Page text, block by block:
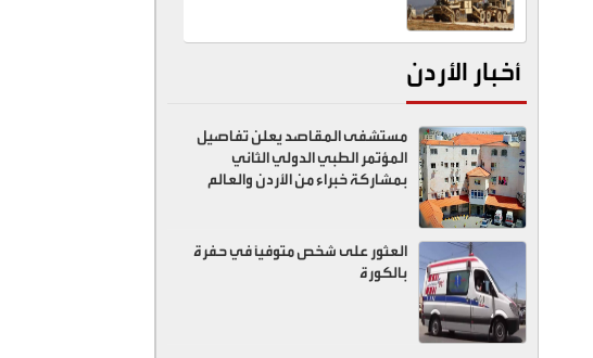
أخبار الأردن
مستشفى المقاصد يعلن تفاصيل
المؤتمر الطبي الدولي الثاني
بمشاركة خبراء من الأردن والعالم
العثور على شخص متوفيًا في حفرة
بالكورة